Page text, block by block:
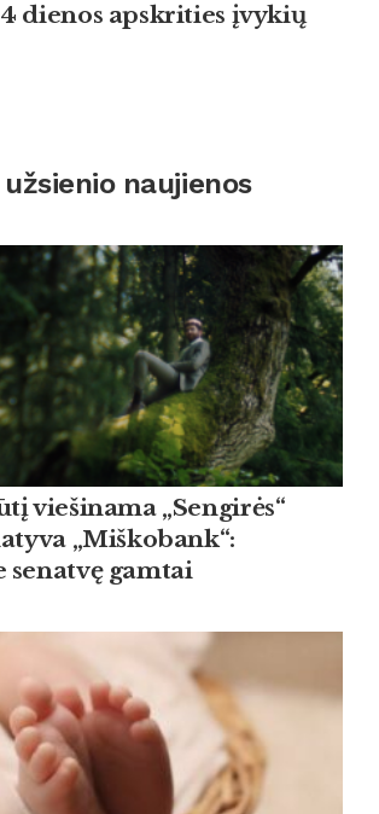
dienos apskrities įvykių
naujienos
viešinama „Sengirės“
„Miškobank“:
senatvę gamtai